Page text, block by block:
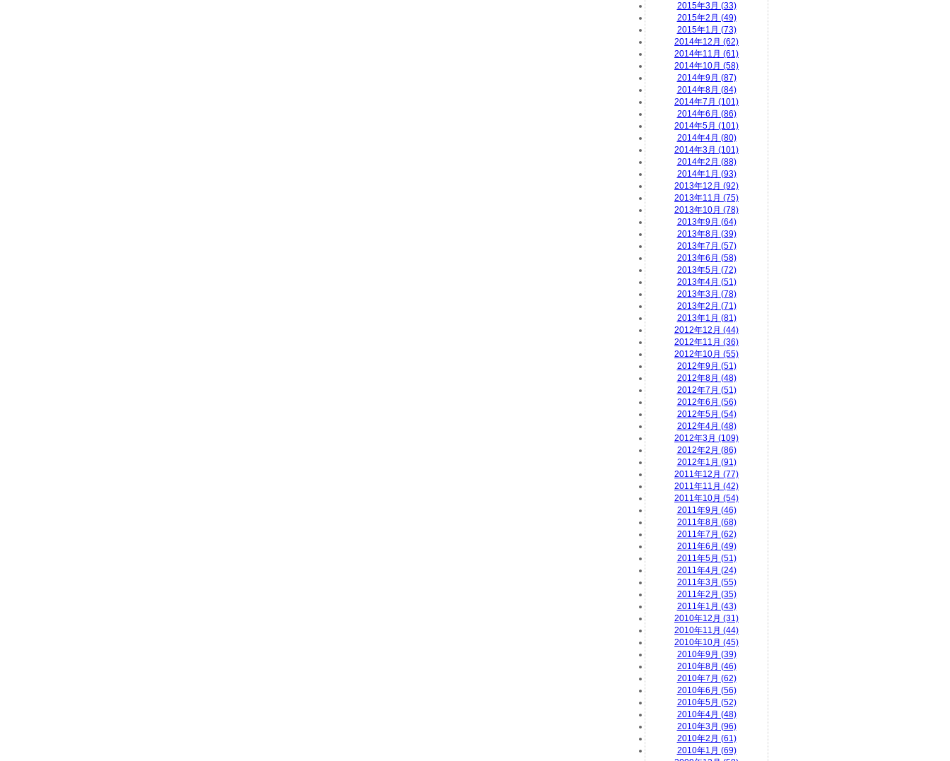
2015年3月 (33)
2015年2月 (49)
2015年1月 (73)
2014年12月 (62)
2014年11月 (61)
2014年10月 (58)
2014年9月 (87)
2014年8月 (84)
2014年7月 (101)
2014年6月 (86)
2014年5月 (101)
2014年4月 (80)
2014年3月 (101)
2014年2月 (88)
2014年1月 (93)
2013年12月 (92)
2013年11月 (75)
2013年10月 (78)
2013年9月 (64)
2013年8月 (39)
2013年7月 (57)
2013年6月 (58)
2013年5月 (72)
2013年4月 (51)
2013年3月 (78)
2013年2月 (71)
2013年1月 (81)
2012年12月 (44)
2012年11月 (36)
2012年10月 (55)
2012年9月 (51)
2012年8月 (48)
2012年7月 (51)
2012年6月 (56)
2012年5月 (54)
2012年4月 (48)
2012年3月 (109)
2012年2月 (86)
2012年1月 (91)
2011年12月 (77)
2011年11月 (42)
2011年10月 (54)
2011年9月 (46)
2011年8月 (68)
2011年7月 (62)
2011年6月 (49)
2011年5月 (51)
2011年4月 (24)
2011年3月 (55)
2011年2月 (35)
2011年1月 (43)
2010年12月 (31)
2010年11月 (44)
2010年10月 (45)
2010年9月 (39)
2010年8月 (46)
2010年7月 (62)
2010年6月 (56)
2010年5月 (52)
2010年4月 (48)
2010年3月 (96)
2010年2月 (61)
2010年1月 (69)